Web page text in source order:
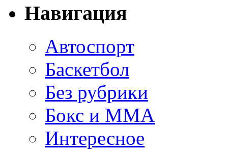
Навигация
Автоспорт
Баскетбол
Без рубрики
Бокс и ММА
Интересное